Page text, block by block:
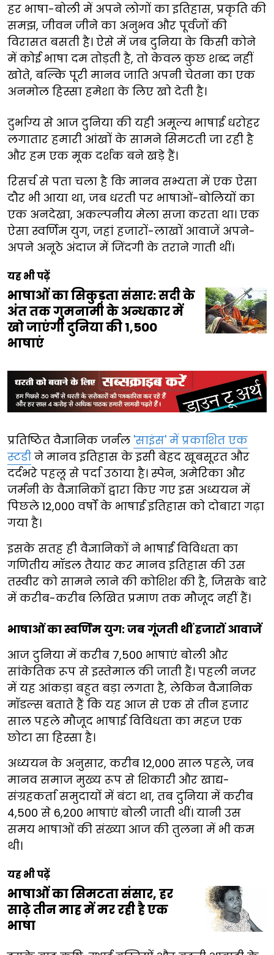
हर भाषा-बोली में अपने लोगों का इतिहास, प्रकृति की
समझ, जीवन जीने का अनुभव और पूर्वजों की
विरासत बसती है। ऐसे में जब दुनिया के किसी कोने
में कोई भाषा दम तोड़ती है, तो केवल कुछ शब्द नहीं
खोते, बल्कि पूरी मानव जाति अपनी चेतना का एक
अनमोल हिस्सा हमेशा के लिए खो देती है।
दुर्भाग्य से आज दुनिया की यही अमूल्य भाषाई धरोहर
लगातार हमारी आंखों के सामने सिमटती जा रही है
और हम एक मूक दर्शक बने खड़े हैं।
रिसर्च से पता चला है कि मानव सभ्यता में एक ऐसा
दौर भी आया था, जब धरती पर भाषाओं-बोलियों का
एक अनदेखा, अकल्पनीय मेला सजा करता था। एक
ऐसा स्वर्णिम युग, जहां हजारों-लाखों आवाजें अपने-
अपने अनूठे अंदाज में जिंदगी के तराने गाती थीं।
यह भी पढ़ें
भाषाओं का सिकुड़ता संसार: सदी के
अंत तक गुमनामी के अन्धकार में
खो जाएंगी दुनिया की 1,500
भाषाएं
प्रतिष्ठित वैज्ञानिक जर्नल 'साइंस' में प्रकाशित एक
स्टडी ने मानव इतिहास के इसी बेहद खूबसूरत और
दर्दभरे पहलू से पर्दा उठाया है। स्पेन, अमेरिका और
जर्मनी के वैज्ञानिकों द्वारा किए गए इस अध्ययन में
पिछले 12,000 वर्षों के भाषाई इतिहास को दोबारा गढ़ा
गया है।
इसके सतह ही वैज्ञानिकों ने भाषाई विविधता का
गणितीय मॉडल तैयार कर मानव इतिहास की उस
तस्वीर को सामने लाने की कोशिश की है, जिसके बारे
में करीब-करीब लिखित प्रमाण तक मौजूद नहीं हैं।
भाषाओं का स्वर्णिम युग: जब गूंजती थीं हजारों आवाजें
आज दुनिया में करीब 7,500 भाषाएं बोली और
सांकेतिक रूप से इस्तेमाल की जाती हैं। पहली नजर
में यह आंकड़ा बहुत बड़ा लगता है, लेकिन वैज्ञानिक
मॉडल्स बताते हैं कि यह आज से एक से तीन हजार
साल पहले मौजूद भाषाई विविधता का महज एक
छोटा सा हिस्सा है।
अध्ययन के अनुसार, करीब 12,000 साल पहले, जब
मानव समाज मुख्य रूप से शिकारी और खाद्य-
संग्रहकर्ता समुदायों में बंटा था, तब दुनिया में करीब
4,500 से 6,200 भाषाएं बोली जाती थीं। यानी उस
समय भाषाओं की संख्या आज की तुलना में भी कम
थी।
यह भी पढ़ें
भाषाओं का सिमटता संसार, हर
साढ़े तीन माह में मर रही है एक
भाषा